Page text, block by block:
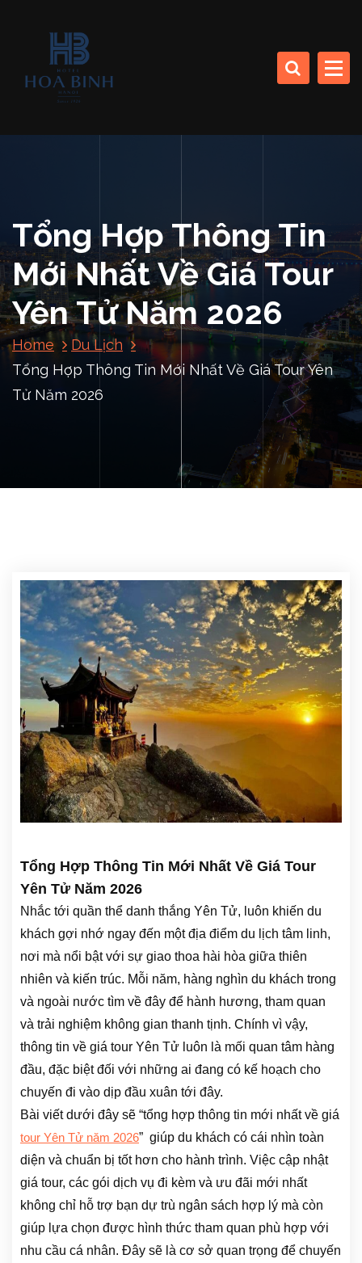
CÔNG TY CP SINH THÁI BIỂN (KHÁCH SẠN HÒA BÌNH)
Tổng Hợp Thông Tin
Mới Nhất Về Giá Tour
Yên Tử Năm 2026
Home
Du Lịch
Tổng Hợp Thông Tin Mới Nhất Về Giá Tour Yên
Tử Năm 2026
Tổng Hợp Thông Tin Mới Nhất Về Giá Tour
Yên Tử Năm 2026
Nhắc tới quần thể danh thắng Yên Tử, luôn khiến du
khách gợi nhớ ngay đến một địa điểm du lịch tâm linh,
nơi mà nổi bật với sự giao thoa hài hòa giữa thiên
nhiên và kiến trúc. Mỗi năm, hàng nghìn du khách trong
và ngoài nước tìm về đây để hành hương, tham quan
và trải nghiệm không gian thanh tịnh. Chính vì vậy,
thông tin về giá tour Yên Tử luôn là mối quan tâm hàng
đầu, đặc biệt đối với những ai đang có kế hoạch cho
chuyến đi vào dịp đầu xuân tới đây.
Bài viết dưới đây sẽ “tổng hợp thông tin mới nhất về giá
tour Yên Tử năm 2026” giúp du khách có cái nhìn toàn
diện và chuẩn bị tốt hơn cho hành trình. Việc cập nhật
giá tour, các gói dịch vụ đi kèm và ưu đãi mới nhất
không chỉ hỗ trợ bạn dự trù ngân sách hợp lý mà còn
giúp lựa chọn được hình thức tham quan phù hợp với
nhu cầu cá nhân. Đây sẽ là cơ sở quan trọng để chuyến